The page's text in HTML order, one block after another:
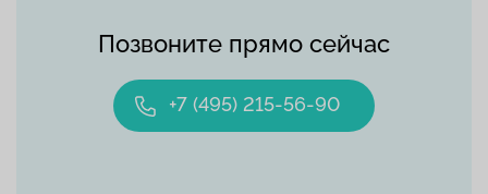
Позвоните прямо сейчас
+7 (495) 215-56-90